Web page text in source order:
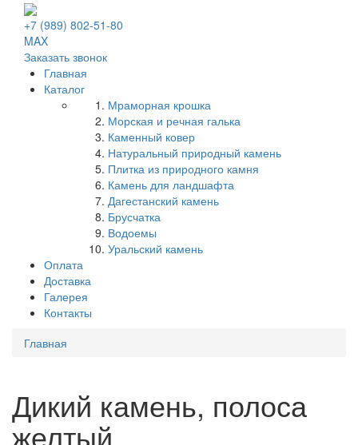
+7 (989) 802-51-80
MAX
Заказать звонок
Главная
Каталог
Мраморная крошка
Морская и речная галька
Каменный ковер
Натуральный природный камень
Плитка из природного камня
Камень для ландшафта
Дагестанский камень
Брусчатка
Водоемы
Уральский камень
Оплата
Доставка
Галерея
Контакты
Вы
Главная
Дикий камень, полоса
желтый